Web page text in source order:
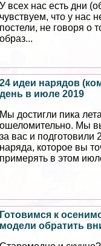
У всех нас есть дни
чувствуем, что у нас
постели, не говоря о
образ...
24 идеи нарядов
день в июле 2019
Мы достигли пика
ошеломительно. Мы
за вас и подготовили
наряда, которое вы
примерять в этом
Готовимся к
модели обратить